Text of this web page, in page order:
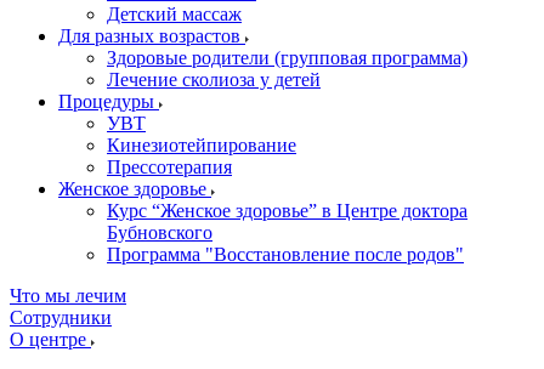
Детский массаж
Для разных возрастов
Здоровые родители (групповая программа)
Лечение сколиоза у детей
Процедуры
УВТ
Кинезиотейпирование
Прессотерапия
Женское здоровье
Курс “Женское здоровье” в Центре доктора
Бубновского
Программа "Восстановление после родов"
Что мы лечим
Сотрудники
О центре